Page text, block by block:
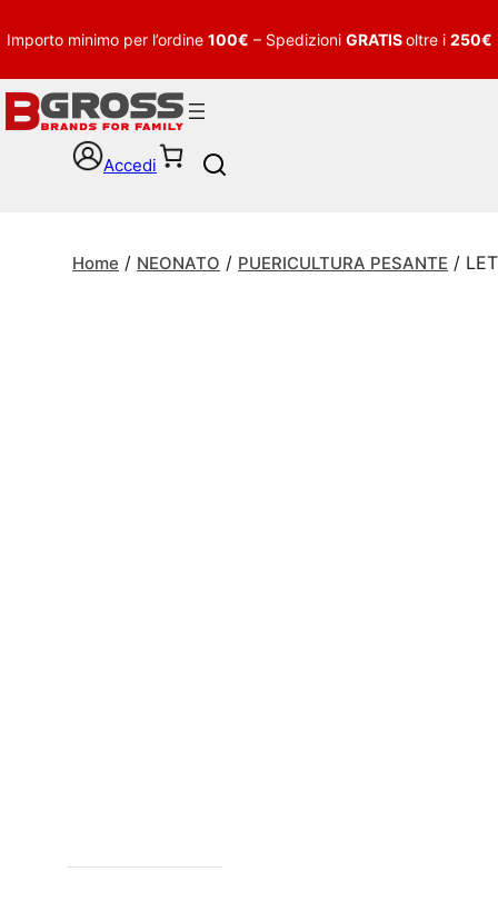
Importo minimo per l’ordine 100€ – Spedizioni GRATISoltre i 250€
Accedi
c
Home / NEONATO / PUERICULTURA PESANTE /